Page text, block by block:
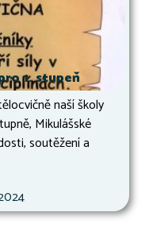
1. stupeň
naší školy
Mikulášské
soutěžení a